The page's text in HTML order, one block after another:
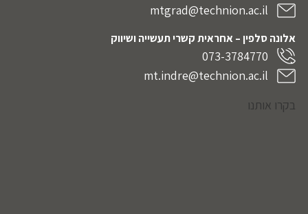
mtgrad@technion.ac.il
אלונה סלפין – אחראית קשרי תעשייה ושיווק
073-3784770
mt.indre@technion.ac.il
בקרו אותנו